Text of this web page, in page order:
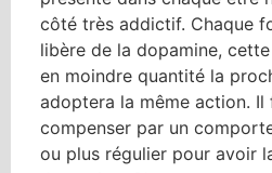
côté très addictif. Chaque
libère de la dopamine,
en moindre quantité la
adoptera la même action. Il
compenser par un
ou plus régulier pour avoir